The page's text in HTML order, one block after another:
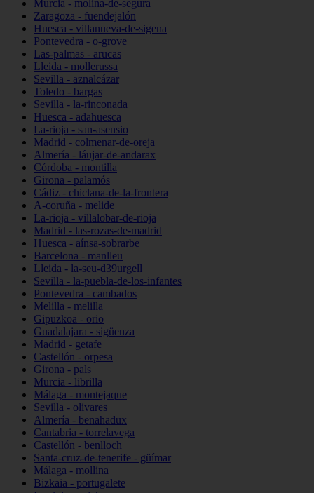
Murcia - molina-de-segura
Zaragoza - fuendejalón
Huesca - villanueva-de-sigena
Pontevedra - o-grove
Las-palmas - arucas
Lleida - mollerussa
Sevilla - aznalcázar
Toledo - bargas
Sevilla - la-rinconada
Huesca - adahuesca
La-rioja - san-asensio
Madrid - colmenar-de-oreja
Almería - láujar-de-andarax
Córdoba - montilla
Girona - palamós
Cádiz - chiclana-de-la-frontera
A-coruña - melide
La-rioja - villalobar-de-rioja
Madrid - las-rozas-de-madrid
Huesca - aínsa-sobrarbe
Barcelona - manlleu
Lleida - la-seu-d39urgell
Sevilla - la-puebla-de-los-infantes
Pontevedra - cambados
Melilla - melilla
Gipuzkoa - orio
Guadalajara - sigüenza
Madrid - getafe
Castellón - orpesa
Girona - pals
Murcia - librilla
Málaga - montejaque
Sevilla - olivares
Almería - benahadux
Cantabria - torrelavega
Castellón - benlloch
Santa-cruz-de-tenerife - güímar
Málaga - mollina
Bizkaia - portugalete